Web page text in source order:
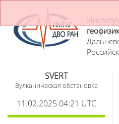
SVERT
Вулканическая обстановка
11.02.2025 04:21 UTC